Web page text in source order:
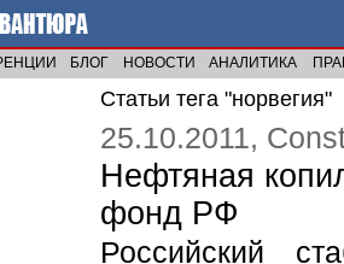
БЛОГ НОВОСТИ АНАЛИТИКА
Статьи тега "норвегия"
25.10.2011,
Нефтяная
фонд РФ
Российский